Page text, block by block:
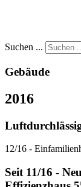
Suchen ...
Gebäude
2016
12/16 -
Seit 11/16 -